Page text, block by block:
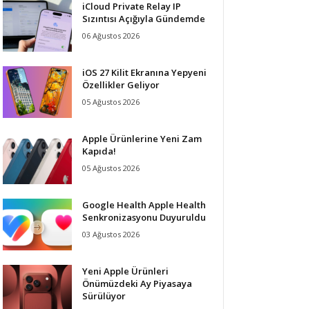
iCloud Private Relay IP
Sızıntısı Açığıyla Gündemde
06 Ağustos 2026
iOS 27 Kilit Ekranına Yepyeni
Özellikler Geliyor
05 Ağustos 2026
Apple Ürünlerine Yeni Zam
Kapıda!
05 Ağustos 2026
Google Health Apple Health
Senkronizasyonu Duyuruldu
03 Ağustos 2026
Yeni Apple Ürünleri
Önümüzdeki Ay Piyasaya
Sürülüyor